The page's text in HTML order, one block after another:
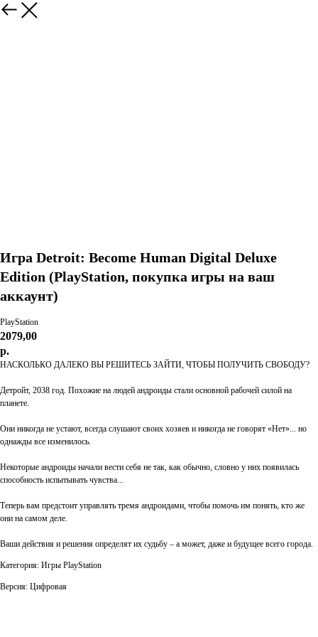
Игра Detroit: Become Human Digital Deluxe
Edition (PlayStation, покупка игры на ваш
аккаунт)
PlayStation
2079,00
р.
НАСКОЛЬКО ДАЛЕКО ВЫ РЕШИТЕСЬ ЗАЙТИ, ЧТОБЫ ПОЛУЧИТЬ СВОБОДУ?
Детройт, 2038 год. Похожие на людей андроиды стали основной рабочей силой на
планете.
Они никогда не устают, всегда слушают своих хозяев и никогда не говорят «Нет»... но
однажды все изменилось.
Некоторые андроиды начали вести себя не так, как обычно, словно у них появилась
способность испытывать чувства...
Теперь вам предстоит управлять тремя андроидами, чтобы помочь им понять, кто же
они на самом деле.
Ваши действия и решения определят их судьбу – а может, даже и будущее всего города.
Категория: Игры PlayStation
Версия: Цифровая